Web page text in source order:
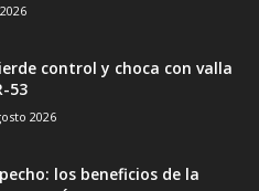
control y choca con valla
53
2026
los beneficios de la